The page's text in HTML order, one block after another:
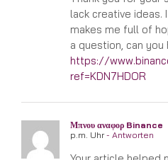
lack creative
makes me full of
a question, can you
https://
ref=KDN7HDOR
Μπνου αναφορ Binance
p.m. Uhr- Antworten